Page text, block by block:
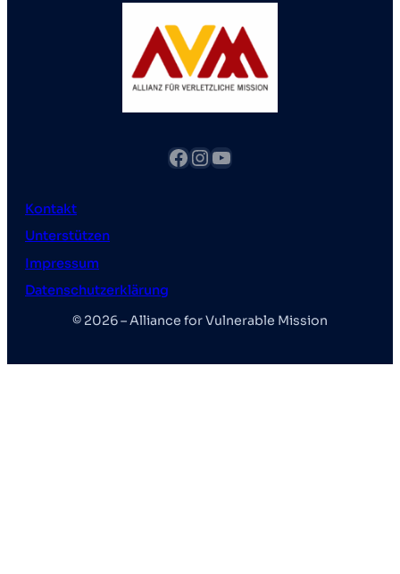
Facebook InstagramYouTube
Kontakt
Unterstützen
Impressum
Datenschutzerklärung
© 2026 – Alliance for Vulnerable Mission